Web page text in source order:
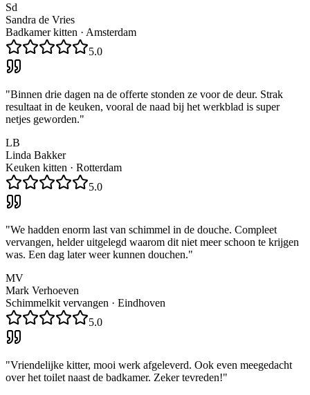
Sd
Sandra de Vries
Badkamer kitten · Amsterdam
5.0
"Binnen drie dagen na de offerte stonden ze voor de deur. Strak
resultaat in de keuken, vooral de naad bij het werkblad is super
netjes geworden."
LB
Linda Bakker
Keuken kitten · Rotterdam
5.0
"We hadden enorm last van schimmel in de douche. Compleet
vervangen, helder uitgelegd waarom dit niet meer schoon te krijgen
was. Een dag later weer kunnen douchen."
MV
Mark Verhoeven
Schimmelkit vervangen · Eindhoven
5.0
"Vriendelijke kitter, mooi werk afgeleverd. Ook even meegedacht
over het toilet naast de badkamer. Zeker tevreden!"